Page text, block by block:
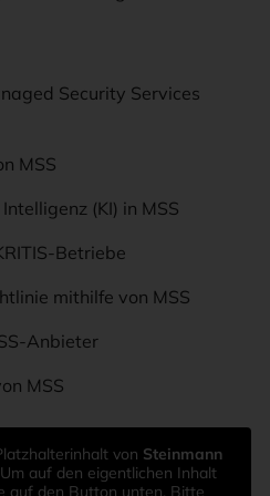
Security Services
MSS
(KI) in MSS
Betriebe
mithilfe von MSS
Anbieter
MSS
CEO SECaaS.IT – Die IT-
Enterprise GmbH, IT-
von Steinmann
auf den eigentlichen Inhalt
auf den Button unten. Bitte